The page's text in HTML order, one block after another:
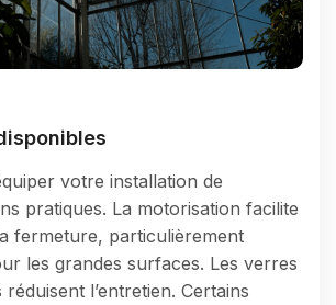
votre installation de
pratiques. La motorisation facilite
fermeture, particulièrement
les grandes surfaces. Les verres
l’entretien. Certains